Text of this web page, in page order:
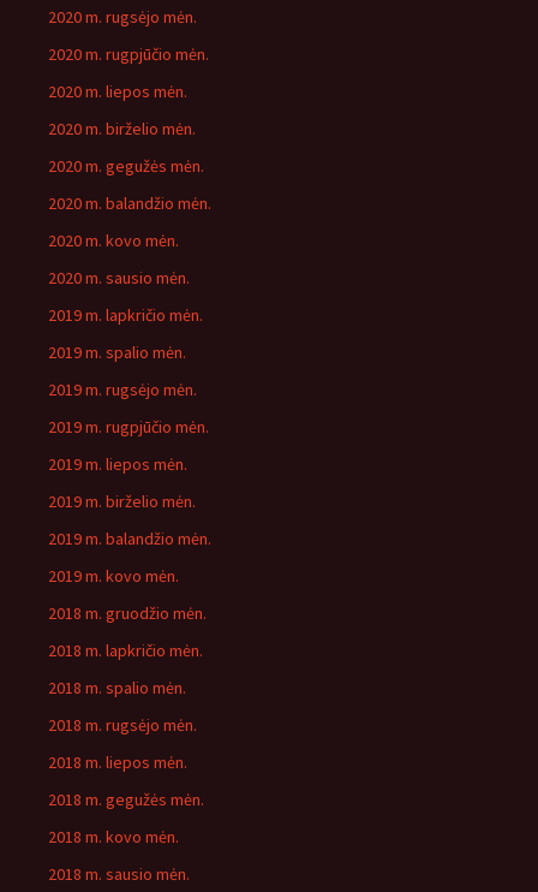
2020 m. rugsėjo mėn.
2020 m. rugpjūčio mėn.
2020 m. liepos mėn.
2020 m. birželio mėn.
2020 m. gegužės mėn.
2020 m. balandžio mėn.
2020 m. kovo mėn.
2020 m. sausio mėn.
2019 m. lapkričio mėn.
2019 m. spalio mėn.
2019 m. rugsėjo mėn.
2019 m. rugpjūčio mėn.
2019 m. liepos mėn.
2019 m. birželio mėn.
2019 m. balandžio mėn.
2019 m. kovo mėn.
2018 m. gruodžio mėn.
2018 m. lapkričio mėn.
2018 m. spalio mėn.
2018 m. rugsėjo mėn.
2018 m. liepos mėn.
2018 m. gegužės mėn.
2018 m. kovo mėn.
2018 m. sausio mėn.